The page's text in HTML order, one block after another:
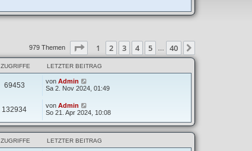
979 Themen Seite von40
1 2 3 4 5 40
ZUGRIFFE LETZTER BEITRAG
69453 von Admin
Sa 2. Nov 2024, 01:49
132934 von Admin
So 21. Apr 2024, 10:08
ZUGRIFFE LETZTER BEITRAG